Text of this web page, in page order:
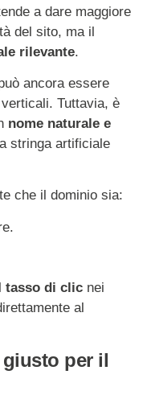
a dare maggiore
del sito, ma il
rilevante.
ancora essere
Tuttavia, è
nome naturale e
stringa artificiale
che il dominio sia:
tasso di clic nei
al
per il